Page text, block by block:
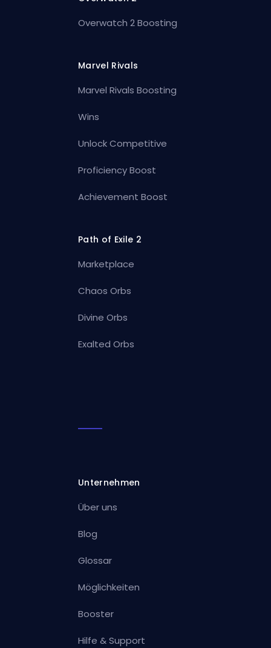
Overwatch 2 Boosting
Marvel Rivals
Marvel Rivals Boosting
Wins
Unlock Competitive
Proficiency Boost
Achievement Boost
Path of Exile 2
Marketplace
Chaos Orbs
Divine Orbs
Exalted Orbs
Unternehmen
Über uns
Blog
Glossar
Möglichkeiten
Booster
Hilfe & Support